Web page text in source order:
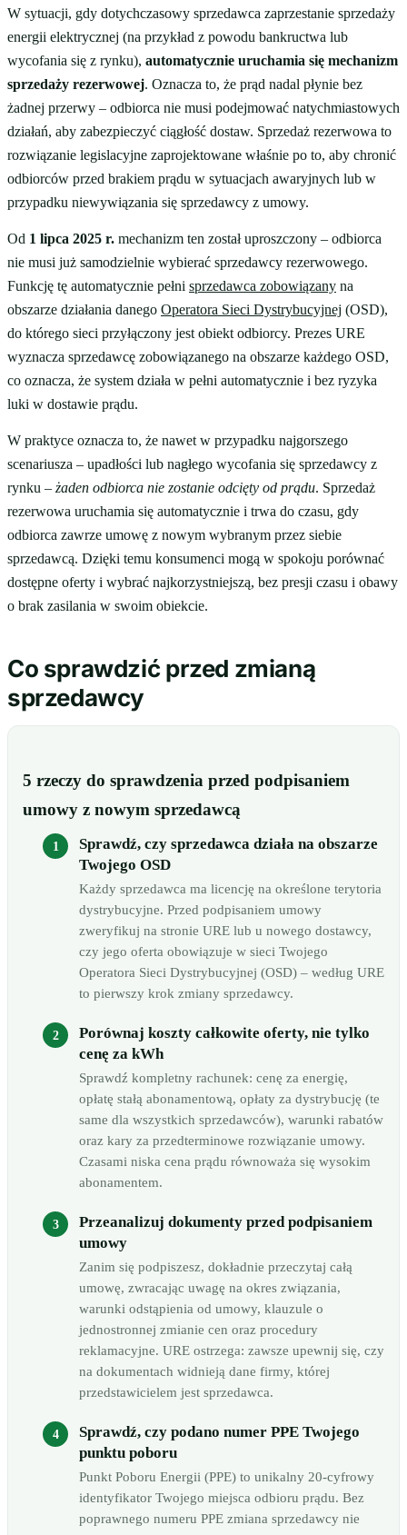
W sytuacji, gdy dotychczasowy sprzedawca zaprzestanie sprzedaży
energii elektrycznej (na przykład z powodu bankructwa lub
wycofania się z rynku), automatycznie uruchamia się mechanizm
sprzedaży rezerwowej. Oznacza to, że prąd nadal płynie bez
żadnej przerwy – odbiorca nie musi podejmować natychmiastowych
działań, aby zabezpieczyć ciągłość dostaw. Sprzedaż rezerwowa to
rozwiązanie legislacyjne zaprojektowane właśnie po to, aby chronić
odbiorców przed brakiem prądu w sytuacjach awaryjnych lub w
przypadku niewywiązania się sprzedawcy z umowy.
Od 1 lipca 2025 r. mechanizm ten został uproszczony – odbiorca
nie musi już samodzielnie wybierać sprzedawcy rezerwowego.
Funkcję tę automatycznie pełni sprzedawca zobowiązany na
obszarze działania danego Operatora Sieci Dystrybucyjnej (OSD),
do którego sieci przyłączony jest obiekt odbiorcy. Prezes URE
wyznacza sprzedawcę zobowiązanego na obszarze każdego OSD,
co oznacza, że system działa w pełni automatycznie i bez ryzyka
luki w dostawie prądu.
W praktyce oznacza to, że nawet w przypadku najgorszego
scenariusza – upadłości lub nagłego wycofania się sprzedawcy z
rynku – żaden odbiorca nie zostanie odcięty od prądu. Sprzedaż
rezerwowa uruchamia się automatycznie i trwa do czasu, gdy
odbiorca zawrze umowę z nowym wybranym przez siebie
sprzedawcą. Dzięki temu konsumenci mogą w spokoju porównać
dostępne oferty i wybrać najkorzystniejszą, bez presji czasu i obawy
o brak zasilania w swoim obiekcie.
Co sprawdzić przed zmianą
sprzedawcy
5 rzeczy do sprawdzenia przed podpisaniem
umowy z nowym sprzedawcą
Sprawdź, czy sprzedawca działa na obszarze
Twojego OSD
Każdy sprzedawca ma licencję na określone terytoria
dystrybucyjne. Przed podpisaniem umowy
zweryfikuj na stronie URE lub u nowego dostawcy,
czy jego oferta obowiązuje w sieci Twojego
Operatora Sieci Dystrybucyjnej (OSD) – według URE
to pierwszy krok zmiany sprzedawcy.
Porównaj koszty całkowite oferty, nie tylko
cenę za kWh
Sprawdź kompletny rachunek: cenę za energię,
opłatę stałą abonamentową, opłaty za dystrybucję (te
same dla wszystkich sprzedawców), warunki rabatów
oraz kary za przedterminowe rozwiązanie umowy.
Czasami niska cena prądu równoważa się wysokim
abonamentem.
Przeanalizuj dokumenty przed podpisaniem
umowy
Zanim się podpiszesz, dokładnie przeczytaj całą
umowę, zwracając uwagę na okres związania,
warunki odstąpienia od umowy, klauzule o
jednostronnej zmianie cen oraz procedury
reklamacyjne. URE ostrzega: zawsze upewnij się, czy
na dokumentach widnieją dane firmy, której
przedstawicielem jest sprzedawca.
Sprawdź, czy podano numer PPE Twojego
punktu poboru
Punkt Poboru Energii (PPE) to unikalny 20-cyfrowy
identyfikator Twojego miejsca odbioru prądu. Bez
poprawnego numeru PPE zmiana sprzedawcy nie